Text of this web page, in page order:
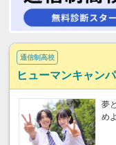
通信制高校
ヒューマンキャン
夢
め